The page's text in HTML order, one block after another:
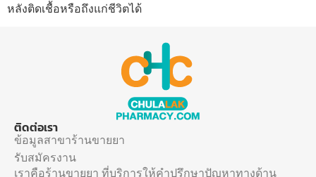
หลังติดเชื้อหรือถึงแก่ชีวิตได้
ติดต่อเรา
ข้อมูลสาขาร้านขายยา
รับสมัครงาน
เราคือร้านขายยา ที่บริการให้คำปรึกษาปัญหาทางด้าน